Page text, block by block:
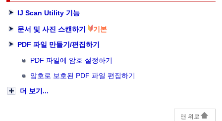
IJ Scan Utility 기능
문서 및 사진 스캔하기
기본
PDF 파일 만들기/편집하기
PDF 파일에 암호 설정하기
암호로 보호된 PDF 파일 편집하기
더 보기...
맨 위로